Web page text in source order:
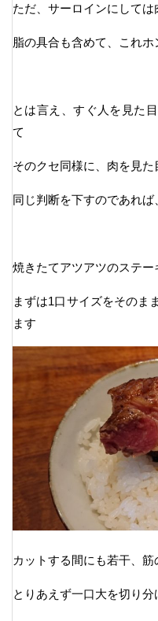
ただ、サーロインにして
脂の具合も含めて、これ
とは言え、すぐ人を見た
て
そのクセ同様に、肉を見
同じ判断を下すのであれ
焼きたてアツアツのステー
まずは1口サイズをそのま
ます
カットする間にも若干、
とりあえず一口大を切り分